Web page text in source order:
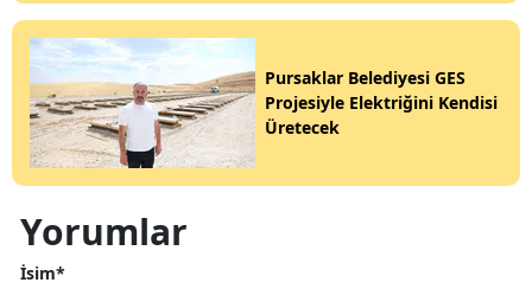
Pursaklar Belediyesi GES
Projesiyle Elektriğini Kendisi
Üretecek
Yorumlar
İsim*